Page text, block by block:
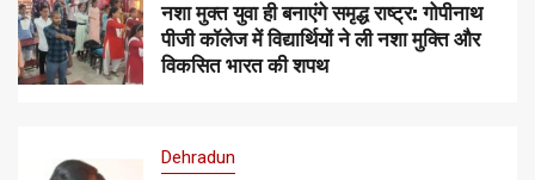
नशा मुक्त युवा ही बनाएंगे समृद्ध राष्ट्र: गोपीनाथ
पीजी कॉलेज में विद्यार्थियों ने ली नशा मुक्ति और
विकसित भारत की शपथ
Dehradun